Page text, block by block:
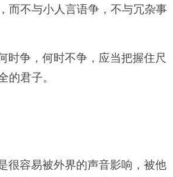
而不与小人言语争，不与冗杂事
时争，何时不争，应当把握住尺
的君子。
很容易被外界的声音影响，被他